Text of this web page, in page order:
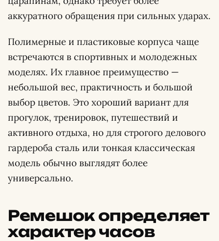
аккуратного обращения при сильных ударах.
Полимерные и пластиковые корпуса чаще
встречаются в спортивных и молодежных
моделях. Их главное преимущество —
небольшой вес, практичность и большой
выбор цветов. Это хороший вариант для
прогулок, тренировок, путешествий и
активного отдыха, но для строгого делового
гардероба сталь или тонкая классическая
модель обычно выглядят более
универсально.
Ремешок определяет
характер часов